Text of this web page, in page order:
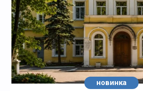
новинка